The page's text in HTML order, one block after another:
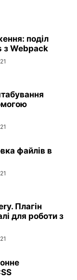
поділ
з Webpack
файлів в
Плагін
для роботи з